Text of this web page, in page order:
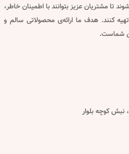
تا مشتریان عزیز بتوانند با اطمینان خاطر،
کنند. هدف ما ارائه‌ی محصولاتی سالم و
شماست.
نبش کوچه بلوار